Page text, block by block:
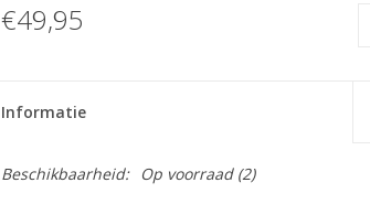
€49,95
Informatie
Beschikbaarheid: Op voorraad(2)